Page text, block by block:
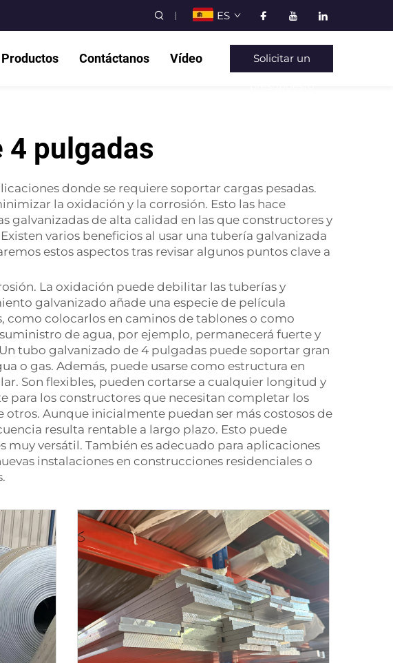
ES
Productos Contáctanos Vídeo Solicitar un
4 pulgadas
donde se requiere soportar cargas pesadas.
la oxidación y la corrosión. Esto las hace
galvanizadas de alta calidad en las que constructores y
varios beneficios al usar una tubería galvanizada
estos aspectos tras revisar algunos puntos clave a
La oxidación puede debilitar las tuberías y
galvanizado añade una especie de película
colocarlos en caminos de tablones o como
de agua, por ejemplo, permanecerá fuerte y
tubo galvanizado de 4 pulgadas puede soportar gran
o gas. Además, puede usarse como estructura en
Son flexibles, pueden cortarse a cualquier longitud y
para los constructores que necesitan completar los
Aunque inicialmente puedan ser más costosos de
resulta rentable a largo plazo. Esto puede
versátil. También es adecuado para aplicaciones
instalaciones en construcciones residenciales o